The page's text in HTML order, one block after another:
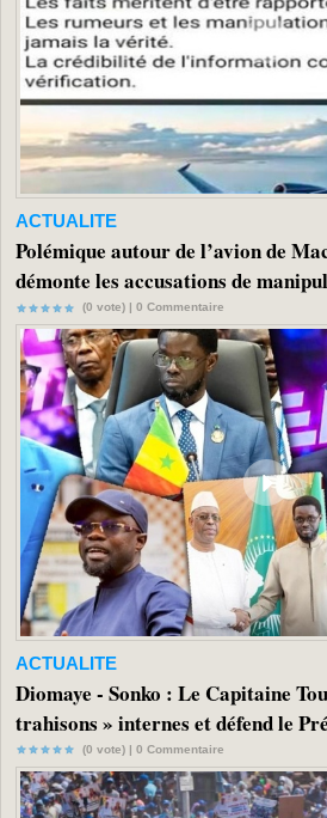
ACTUALITE
Polémique autour de l’avion de
démonte les accusations de
(0 vote) | 0 Commentaire
ACTUALITE
Diomaye - Sonko : Le Capitaine
trahisons » internes et défend le
(0 vote) | 0 Commentaire